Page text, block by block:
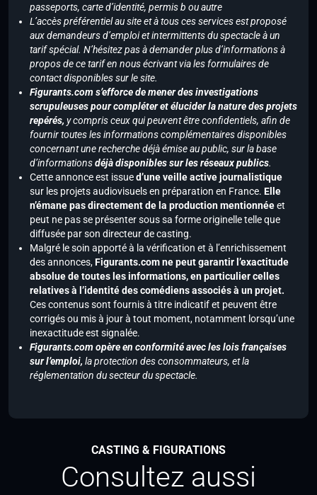
passeports, carte d’identité, permis b ou autre
L’accès préférentiel au site et à tous ces services est proposé
aux demandeurs d’emploi et intermittents du spectacle à un
tarif spécial. N’hésitez pas à demander plus d’informations à
propos de ce tarif en nous écrivant via les formulaires de
contact disponibles sur le site.
Figurants.com s’efforce de mener des investigations
scrupuleuses pour compléter et élucider la nature des projets
repérés, y compris ceux qui peuvent être confidentiels, afin de
fournir toutes les informations complémentaires disponibles
concernant une recherche déjà émise au public, sur la base
d’informationsdéjà disponibles sur les réseaux publics.
Cette annonce est issued’une veille active journalistique
sur les projets audiovisuels en préparation en France. Elle
n’émane pas directement de la production mentionnéeet
peut ne pas se présenter sous sa forme originelle telle que
diffusée par son directeur de casting.
Malgré le soin apporté à la vérification et à l’enrichissement
des annonces,Figurants.com ne peut garantir l’exactitude
absolue de toutes les informations, en particulier celles
relatives à l’identité des comédiens associés à un projet.
Ces contenus sont fournis à titre indicatif et peuvent être
corrigés ou mis à jour à tout moment, notamment lorsqu’une
inexactitude est signalée.
Figurants.com opère en conformité avec les lois françaises
sur l’emploi, la protection des consommateurs, et la
réglementation du secteur du spectacle.
CASTING & FIGURATIONS
Consultez aussi